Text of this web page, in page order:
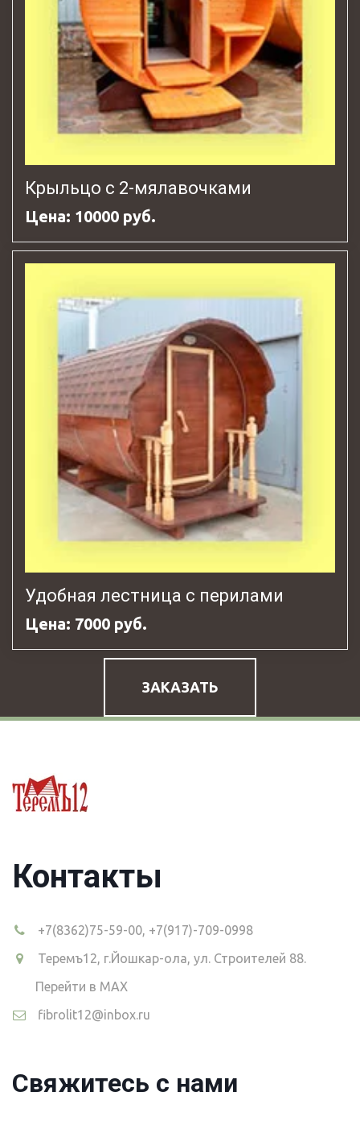
Крыльцо с 2-мялавочками
Цена: 10000 руб.
Удобная лестница с перилами
Цена: 7000 руб.
ЗАКАЗАТЬ
Контакты
+7(8362)75-59-00, +7(917)-709-0998
Теремъ12, г.Йошкар-ола, ул. Строителей 88.
Перейти в MAX
fibrolit12@inbox.ru
Свяжитесь с нами